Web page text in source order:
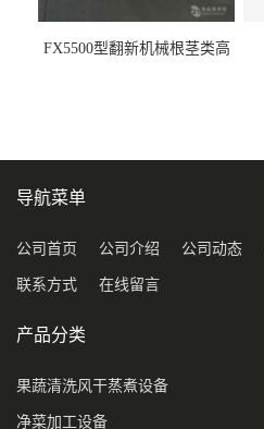
FX5500型翻新机械根茎类高
导航菜单
公司首页 公司介绍 公司动态
联系方式 在线留言
产品分类
果蔬清洗风干蒸煮设备
净菜加工设备